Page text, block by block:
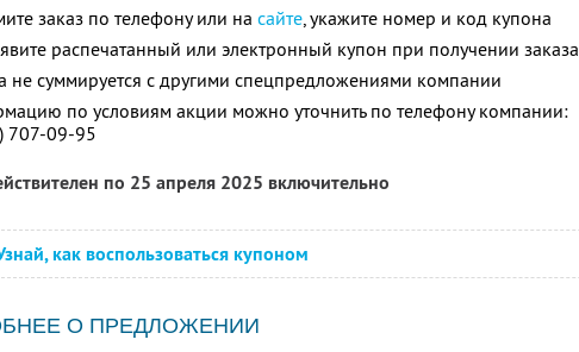
заказ по телефону или на сайте, укажите номер и код купона
распечатанный или электронный купон при получении заказа
не суммируется с другими спецпредложениями компании
по условиям акции можно уточнить по телефону компании:
707-09-95
по 25 апреля 2025 включительно
как воспользоваться купоном
О ПРЕДЛОЖЕНИИ